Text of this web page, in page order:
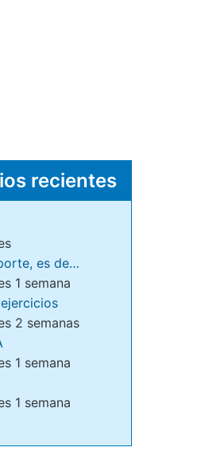
recientes
es de…
1 semana
2 semanas
1 semana
1 semana